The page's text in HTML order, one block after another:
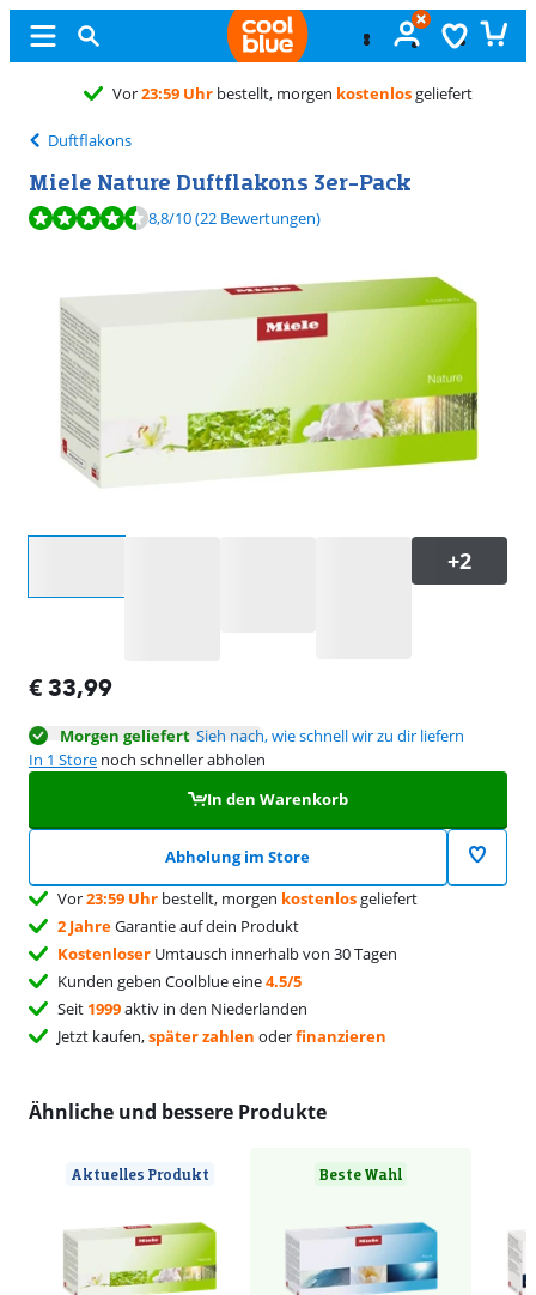
Vor23:59 Uhrbestellt, morgen kostenlosgeliefert
Duftflakons
Miele Nature Duftflakons 3er-Pack
Bewertet mit 8,8 von 10, basierend auf 22 Bewertungen.
8,8/10(22 Bewertungen)
€ 33,99
Morgen geliefert Sieh nach, wie schnell wir zu dir liefern
In 1 Store noch schneller abholen
In den Warenkorb
Abholung im Store
Vor23:59 Uhr bestellt, morgen kostenlosgeliefert
2 JahreGarantie auf dein Produkt
Kostenloser Umtausch innerhalb von 30 Tagen
Kunden geben Coolblue eine4.5/5
Seit 1999aktiv in den Niederlanden
Jetzt kaufen,später zahlen oderfinanzieren
Ähnliche und bessere Produkte
Aktuelles Produkt Beste Wahl